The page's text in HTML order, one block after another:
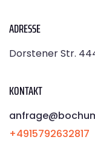
ADRESSE
Dorstener Str.
KONTAKT
+4915792632817